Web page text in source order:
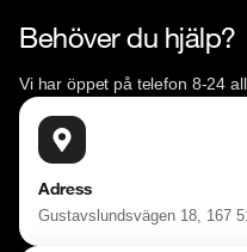
Behöver du hjälp?
Vi har öppet på telefon 8-24
Adress
Gustavslundsvägen 18, 167